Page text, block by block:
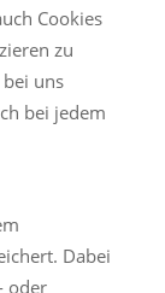
Cookies
zu
uns
bei jedem
Dabei
oder